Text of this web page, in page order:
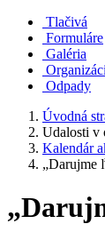
Tlačivá
Formuláre
Galéria
Odpady
Úvodná
Udalosti v
Kalendár
„Darujme